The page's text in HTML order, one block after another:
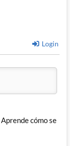
Login
Aprende cómo se